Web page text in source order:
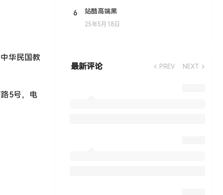
华民国教
5号，电
6 站酷高端黑
25年5月18日
最新评论 PREV NEXT